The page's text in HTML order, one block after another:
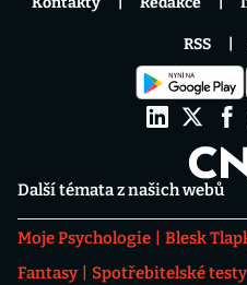
Další témata z našich webů
Moje Psychologie Blesk
Fantasy
Spotřebitelské testy
RSS